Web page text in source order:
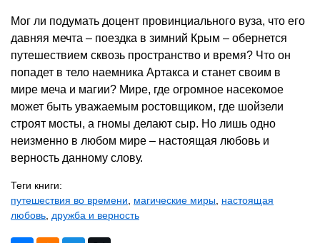
Мог ли подумать доцент провинциального вуза, что его
давняя мечта – поездка в зимний Крым – обернется
путешествием сквозь пространство и время? Что он
попадет в тело наемника Артакса и станет своим в
мире меча и магии? Мире, где огромное насекомое
может быть уважаемым ростовщиком, где шойзели
строят мосты, а гномы делают сыр. Но лишь одно
неизменно в любом мире – настоящая любовь и
верность данному слову.
Теги книги:
путешествия во времени
магические миры настоящая
любовь дружба и верность